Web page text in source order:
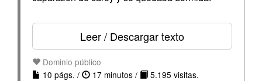
Leer / Descargar texto
Dominio público
10 págs. /
17 minutos /
5.195 visitas.